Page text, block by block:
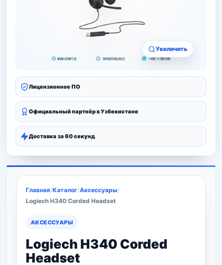
Увеличить
Лицензионное ПО
Официальный партнёр в Узбекистане
Доставка за 60 секунд
Главная/Каталог/Аксессуары/
Logiech H340 Corded Headset
АКСЕССУАРЫ
Logiech H340 Corded
Headset